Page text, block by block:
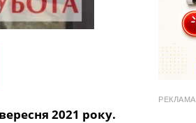
2021 року.
РЕКЛАМА